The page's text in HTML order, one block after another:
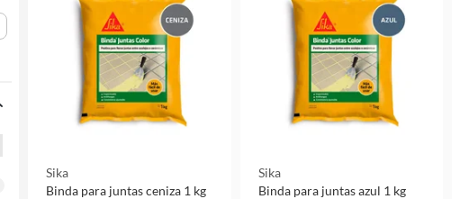
Sika
Binda para juntas ceniza 1 kg
Sika
Binda para juntas azul 1 kg